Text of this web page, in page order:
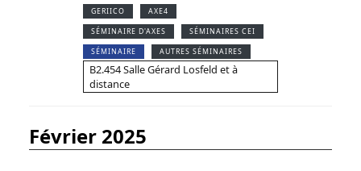
GERIICO AXE4
SÉMINAIRE D'AXES SÉMINAIRES CEI
SÉMINAIRE AUTRES SÉMINAIRES
B2.454 Salle Gérard Losfeld et à
distance
février 2025